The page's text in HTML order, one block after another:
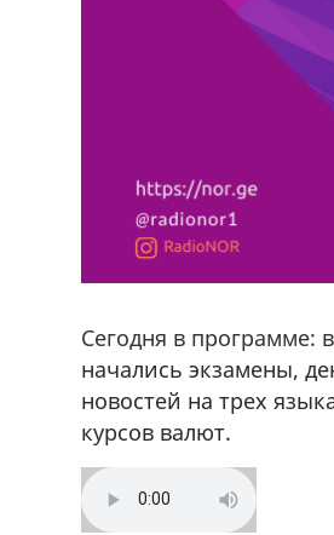
Сегодня в программе: в
начались экзамены,
новостей на трех
курсов валют.